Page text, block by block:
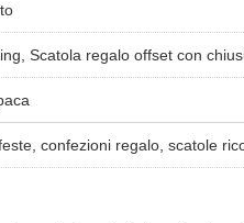
Scatola regalo offset con
confezioni regalo, scatole